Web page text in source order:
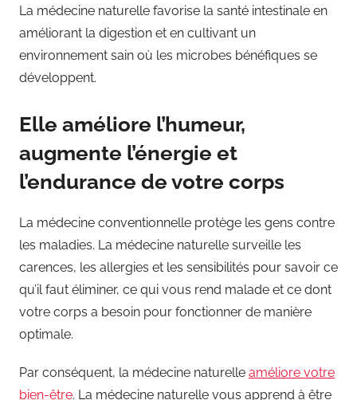
La médecine naturelle favorise la santé intestinale en
améliorant la digestion et en cultivant un
environnement sain où les microbes bénéfiques se
développent.
Elle améliore l’humeur,
augmente l’énergie et
l’endurance de votre corps
La médecine conventionnelle protège les gens contre
les maladies. La médecine naturelle surveille les
carences, les allergies et les sensibilités pour savoir ce
qu’il faut éliminer, ce qui vous rend malade et ce dont
votre corps a besoin pour fonctionner de manière
optimale.
Par conséquent, la médecine naturelle améliore votre
bien-être. La médecine naturelle vous apprend à être